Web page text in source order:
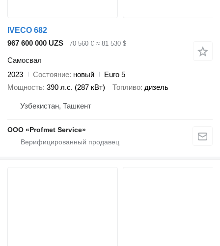
IVECO 682
967 600 000 UZS
70 560 € ≈ 81 530 $
Самосвал
2023
Состояние новый
Euro 5
Мощность 390 л.с. (287 кВт) Топливо дизель
Узбекистан, Ташкент
ООО «Profmet Service»